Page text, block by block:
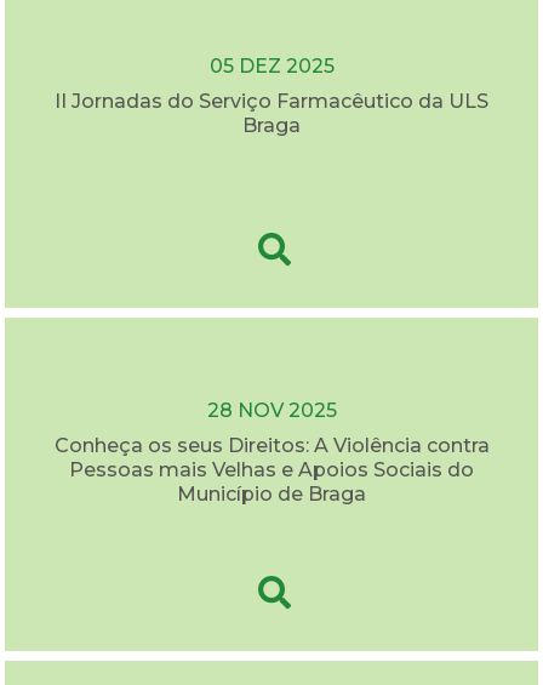
05 DEZ 2025
II Jornadas do Serviço Farmacêutico da ULS
Braga
28 NOV 2025
Conheça os seus Direitos: A Violência contra
Pessoas mais Velhas e Apoios Sociais do
Município de Braga